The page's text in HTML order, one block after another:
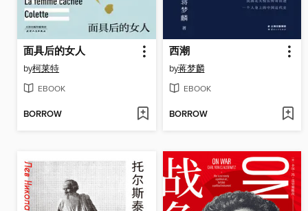
面具后的女人
by柯莱特
EBOOK
BORROW
西潮
by蒋梦麟
EBOOK
BORROW